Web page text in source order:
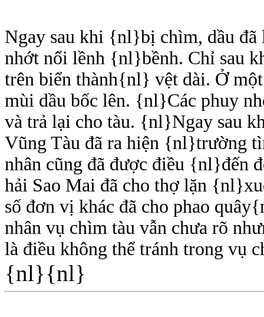
Ngay sau khi {nl}bị chìm, dầu đã
nhớt nổi lềnh {nl}bềnh. Chỉ sau
trên biển thành{nl} vệt dài. Ở
mùi dầu bốc lên. {nl}Các phuy
và trả lại cho tàu. {nl}Ngay sau
Vũng Tàu đã ra hiện {nl}trường
nhân cũng đã được điều {nl}đến
hải Sao Mai đã cho thợ lặn
số đơn vị khác đã cho phao
nhân vụ chìm tàu vẫn chưa rõ
là điều không thể tránh trong vụ
{nl}{nl}